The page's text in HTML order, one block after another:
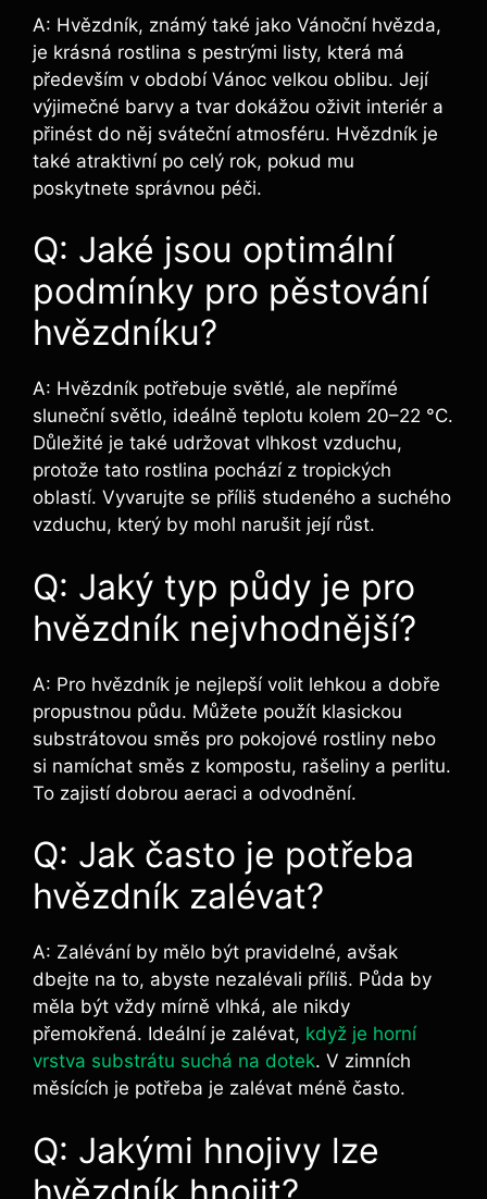
A: Hvězdník, známý také jako Vánoční hvězda,
je krásná rostlina s pestrými listy, která má
především v období Vánoc velkou oblibu. Její
výjimečné barvy a tvar dokážou oživit interiér a
přinést do něj sváteční atmosféru. Hvězdník je
také atraktivní po celý rok, pokud mu
poskytnete správnou péči.
Q: Jaké jsou optimální
podmínky pro pěstování
hvězdníku?
A: Hvězdník potřebuje světlé, ale nepřímé
sluneční světlo, ideálně teplotu kolem 20–22 °C.
Důležité je také udržovat vlhkost vzduchu,
protože tato rostlina pochází z tropických
oblastí. Vyvarujte se příliš studeného a suchého
vzduchu, který by mohl narušit její růst.
Q: Jaký typ půdy je pro
hvězdník nejvhodnější?
A: Pro hvězdník je nejlepší volit lehkou a dobře
propustnou půdu. Můžete použít klasickou
substrátovou směs pro pokojové rostliny nebo
si namíchat směs z kompostu, rašeliny a perlitu.
To zajistí dobrou aeraci a odvodnění.
Q: Jak často je potřeba
hvězdník zalévat?
A: Zalévání by mělo být pravidelné, avšak
dbejte na to, abyste nezalévali příliš. Půda by
měla být vždy mírně vlhká, ale nikdy
přemokřená. Ideální je zalévat, když je horní
vrstva substrátu suchá na dotek. V zimních
měsících je potřeba je zalévat méně často.
Q: Jakými hnojivy lze